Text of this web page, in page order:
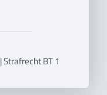
|Strafrecht BT 1